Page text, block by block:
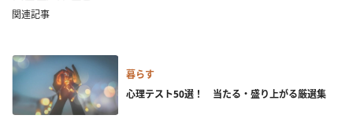
関連記事
暮らす
心理テスト50選！ 当たる・盛り上がる厳選集